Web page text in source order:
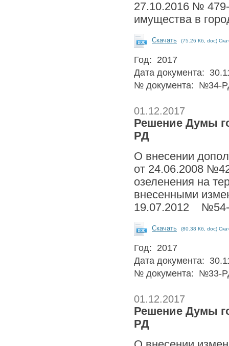
27.10.2016 №
имущества в
Скачать (75.26 Кб, doc)
Год: 2017
Дата документа:
№ документа: №34-
01.12.2017
Решение Думы
РД
О внесении
от 24.06.2008
озеленения на
внесенными
19.07.2012 №54-
Скачать (80.38 Кб, doc)
Год: 2017
Дата документа:
№ документа: №33-
01.12.2017
Решение Думы
РД